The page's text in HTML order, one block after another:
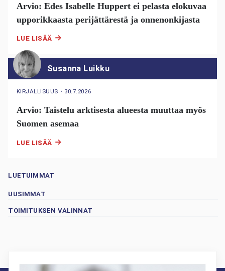
Arvio: Edes Isabelle Huppert ei pelasta elokuvaa
upporikkaasta perijättärestä ja onnenonkijasta
LUE LISÄÄ
Susanna Luikku
KIRJALLISUUS ・ 30.7.2026
Arvio: Taistelu arktisesta alueesta muuttaa myös
Suomen asemaa
LUE LISÄÄ
LUETUIMMAT
UUSIMMAT
TOIMITUKSEN VALINNAT